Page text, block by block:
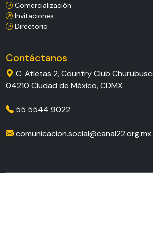
Comercialización
Invitaciones
Directorio
Contáctanos
C. Atletas 2, Country Club
04210 Ciudad de México, CDMX
55 5544 9022
comunicacion.social@​canal22​.org.mx